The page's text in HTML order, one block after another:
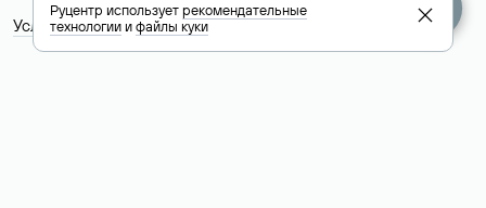
Условия использования Whois-сервиса
Руцентр используетрекомендательные
технологииифайлы куки